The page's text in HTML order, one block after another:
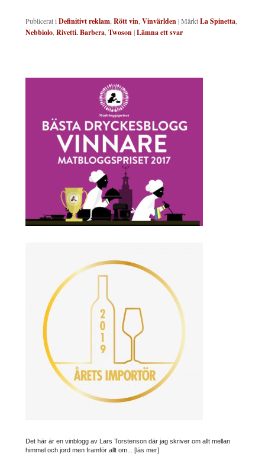
Publicerat i Definitivt reklam Rött vin Vinvärlden|MärktLa Spinetta
Nebbiolo Rivetti. Barbera Twoson|Lämna ett svar
Det här är en vinblogg av Lars Torstenson där jag skriver om allt mellan
himmel och jord men framför allt om... [läs mer]